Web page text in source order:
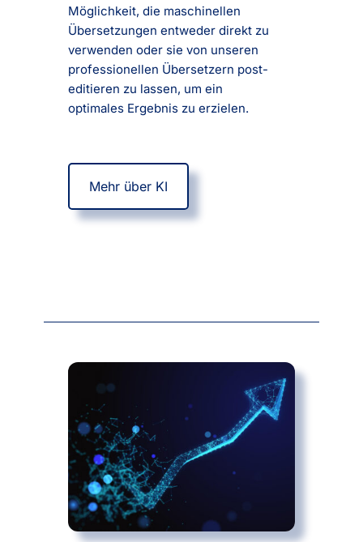
Möglichkeit, die maschinellen
Übersetzungen entweder direkt zu
verwenden oder sie von unseren
professionellen Übersetzern post-
editieren zu lassen, um ein
optimales Ergebnis zu erzielen.
Mehr über KI